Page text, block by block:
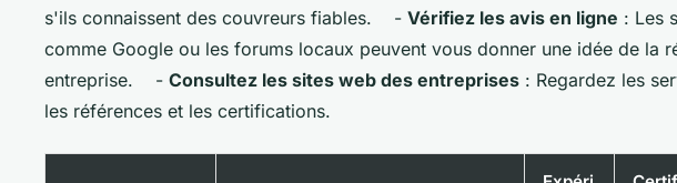
s'ils connaissent des couvreurs fiables. - Vérifiez les avis en ligne : Les
comme Google ou les forums locaux peuvent vous donner une idée de la
entreprise. - Consultez les sites web des entreprises : Regardez les
les références et les certifications.